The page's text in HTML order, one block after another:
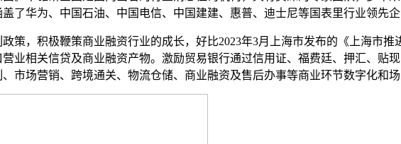
了华为、中国石油、中国电信、中国建建、惠普、迪士尼等国表里行业领先
，积极鞭策商业融资行业的成长，好比2023年3月上海市发布的《上海市推
业相关信贷及商业融资产物。激励贸易银行通过信用证、福费廷、押汇、贴
市场营销、跨境通关、物流仓储、商业融资及售后办事等商业环节数字化和